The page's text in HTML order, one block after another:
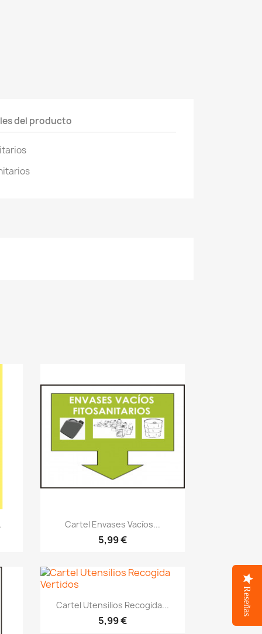
del producto
visibilityVistazo rápido
Cartel Envases Vacíos...
5,99 €
visibilityVistazo rápido
Cartel Utensilios Recogida...
5,99 €
Reseñas